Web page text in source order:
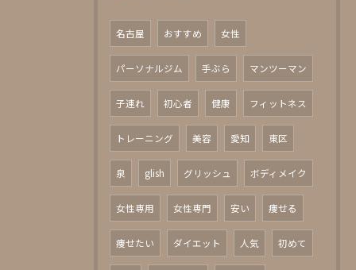
名古屋 おすすめ 女性
パーソナルジム 手ぶら マンツーマン
子連れ 初心者 健康 フィットネス
トレーニング 美容 愛知 東区
泉 glish グリッシュ ボディメイク
女性専用 女性専門 安い 痩せる
痩せたい ダイエット 人気 初めて